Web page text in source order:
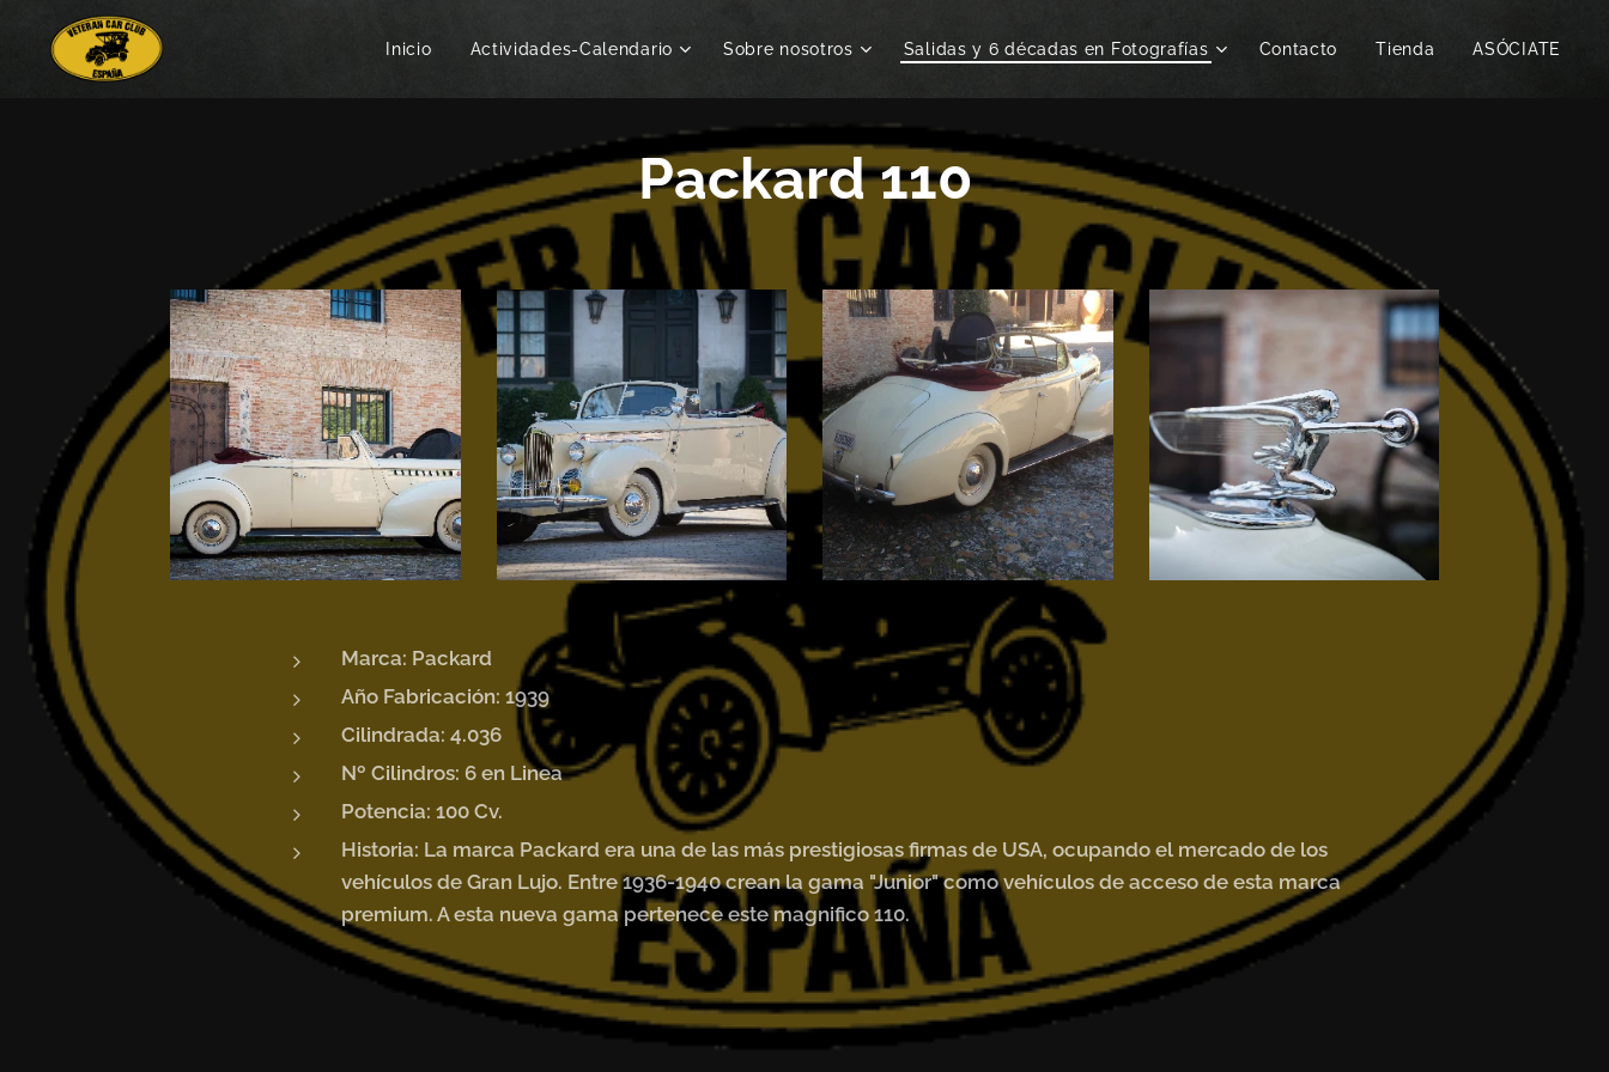
Inicio Actividades-Calendario Sobre nosotros Salidas y 6 décadas en Fotografías Contacto Tienda ASÓCIATE
Packard 110
Marca: Packard
Año Fabricación: 1939
Cilindrada: 4.036
Nº Cilindros: 6 en Linea
Potencia: 100Cv.
Historia: La marca Packard era una de las más prestigiosas firmas de USA, ocupando el mercado de los
vehículos de Gran Lujo. Entre 1936-1940 crean la gama "Junior" como vehículos de acceso de esta marca
premium. A esta nueva gama pertenece este magnifico 110.